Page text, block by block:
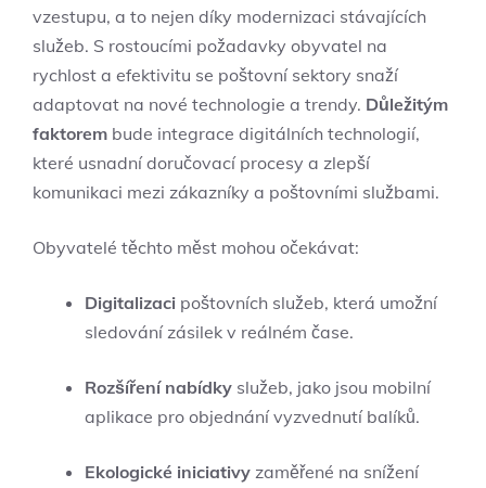
vzestupu, a to nejen díky modernizaci stávajících
služeb. S rostoucími požadavky obyvatel na
rychlost a efektivitu se poštovní sektory snaží
adaptovat na nové technologie a trendy. Důležitým
faktorem bude integrace digitálních technologií,
které usnadní doručovací procesy a zlepší
komunikaci mezi zákazníky a poštovními službami.
Obyvatelé těchto měst mohou očekávat:
Digitalizaci poštovních služeb, která umožní
sledování zásilek v reálném čase.
Rozšíření nabídky služeb, jako jsou mobilní
aplikace pro objednání vyzvednutí balíků.
Ekologické iniciativy zaměřené na snížení